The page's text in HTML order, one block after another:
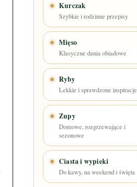
Kurczak
Szybkie i rodzinne przepisy
Mięso
Klasyczne dania obiadowe
Ryby
Lekkie i sprawdzone inspiracje
Zupy
Domowe, rozgrzewające i
sezonowe
Ciasta i wypieki
Do kawy, na weekend i święta